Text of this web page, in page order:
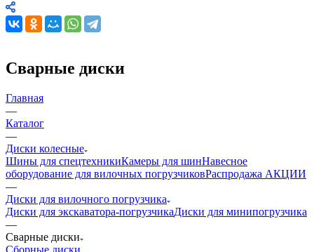
Сварные диски
Главная
—
Каталог
—
Диски колесные
Шины для спецтехникиКамеры для шинНавесное
оборудование для вилочных погрузчиковРаспродажа АКЦИИ
—
Диски для вилочного погрузчика
Диски для экскаватора-погрузчикаДиски для минипогрузчика
—
Сварные диски
Сборные диски